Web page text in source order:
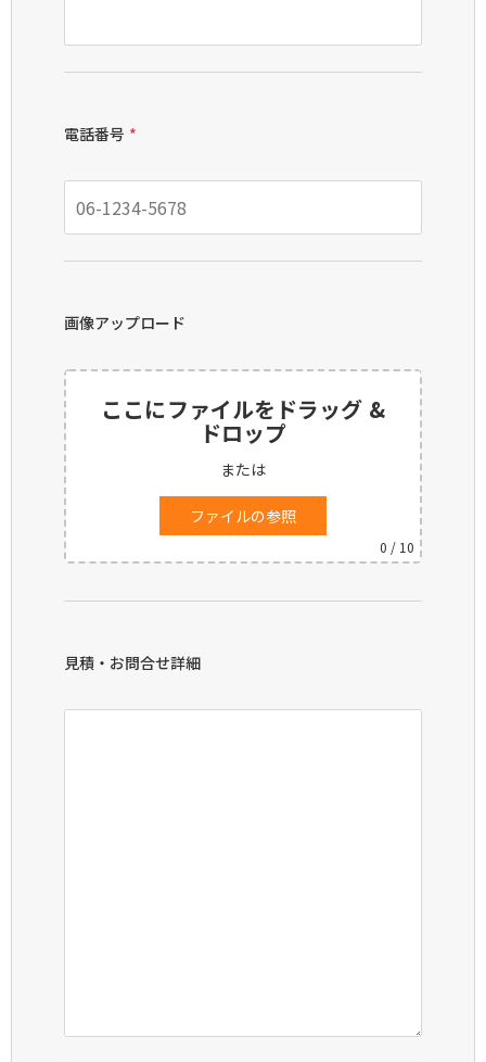
電話番号 *
画像アップロード
ここにファイルをドラッグ &
ドロップ
または
ファイルの参照
0 / 10
見積・お問合せ詳細